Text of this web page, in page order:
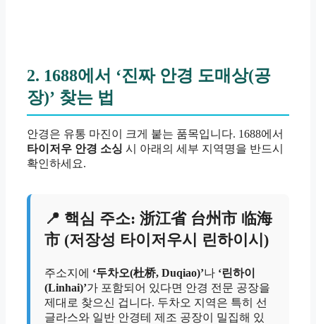
2. 1688에서 ‘진짜 안경 도매상(공
장)’ 찾는 법
안경은 유통 마진이 크게 붙는 품목입니다. 1688에서
타이저우 안경 소싱 시 아래의 세부 지역명을 반드시
확인하세요.
📍 핵심 주소: 浙江省 台州市 临海
市 (저장성 타이저우시 린하이시)
주소지에 ‘두차오(杜桥, Duqiao)’나 ‘린하이
(Linhai)’가 포함되어 있다면 안경 전문 공장을
제대로 찾으신 겁니다. 두차오 지역은 특히 선
글라스와 일반 안경테 제조 공장이 밀집해 있